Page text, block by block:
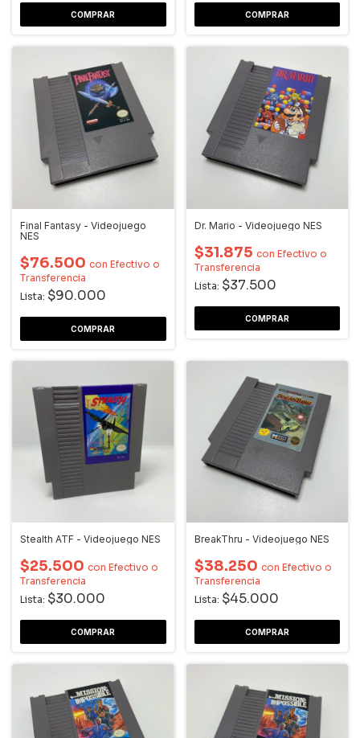
Final Fantasy - Videojuego
NES
$76.500 con Efectivo o
Transferencia
Lista: $90.000
Dr. Mario - Videojuego NES
$31.875 con Efectivo o
Transferencia
Lista: $37.500
Stealth ATF - Videojuego NES
$25.500 con Efectivo o
Transferencia
Lista: $30.000
BreakThru - Videojuego NES
$38.250 con Efectivo o
Transferencia
Lista: $45.000